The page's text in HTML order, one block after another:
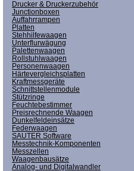
Drucker & Druckerzubehör
Junctionboxen
Auffahrrampen
Platten
Stehhilfewaagen
Unterflurwägung
Palettenwaagen
Rollstuhlwaagen
Personenwaagen
Härtevergleichsplatten
Kraftmessgeräte
Schnittstellenmodule
Stützringe
Feuchtebestimmer
Preisrechnende Waagen
Dunkelfeldeinsätze
Federwaagen
SAUTER Software
Messtechnik-Komponenten
Messzellen
Waagenbausätze
Analog- und Digitalwandler